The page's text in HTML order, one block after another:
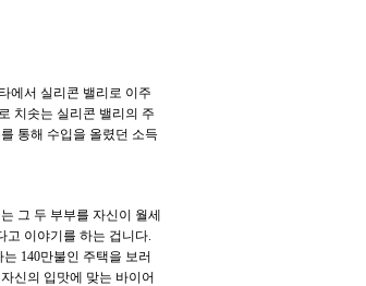
에서 실리콘 밸리로 이주
치솟는 실리콘 밸리의 주
통해 수입을 올렸던 소득
그 두 부부를 자신이 월세
고 이야기를 하는 겁니다.
140만불인 주택을 보러
신의 입맛에 맞는 바이어